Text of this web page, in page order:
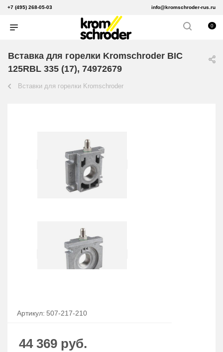
+7 (495) 268-05-03 info@kromschroder-rus.ru
0
Вставка для горелки Kromschroder BIC
125RBL 335 (17), 74972679
Вставки для горелки Kromschroder
Артикул: 507-217-210
44 369 руб.